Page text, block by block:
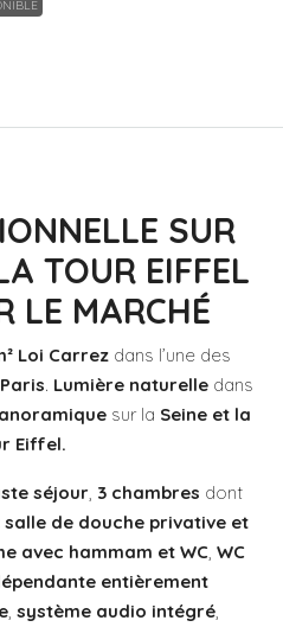
SUR
TOUR EIFFEL
LE MARCHÉ
Loi Carrezdans l’une des
. Lumière naturelle dans
sur la Seine et la
Eiffel.
séjour 3 chambres dont
salle de douche privative et
avec hammam et WC WC
entièrement
système audio intégré